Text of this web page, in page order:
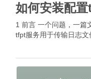
如何安装配
1 前言 一个问题，一篇
tfpt服务用于传输日志